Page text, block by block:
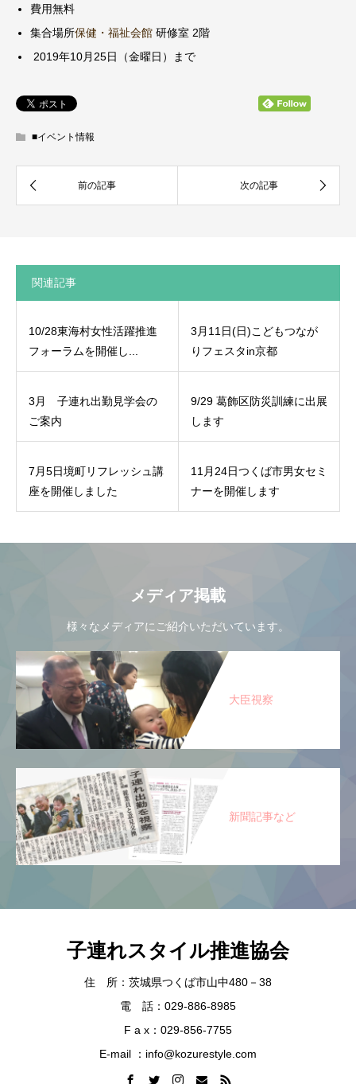
費用無料
集合場所保健・福祉会館 研修室 2階
2019年10月25日（金曜日）まで
■イベント情報
関連記事
10/28東海村女性活躍推進
フォーラムを開催し...
3月11日(日)こどもつなが
りフェスタin京都
3月 子連れ出勤見学会の
ご案内
9/29 葛飾区防災訓練に出展
します
7月5日境町リフレッシュ講
座を開催しました
11月24日つくば市男女セミ
ナーを開催します
メディア掲載
様々なメディアにご紹介いただいています。
大臣視察
新聞記事など
子連れスタイル推進協会
住 所：茨城県つくば市山中480－38
電 話：029-886-8985
F a x：029-856-7755
E-mail ：info@kozurestyle.com